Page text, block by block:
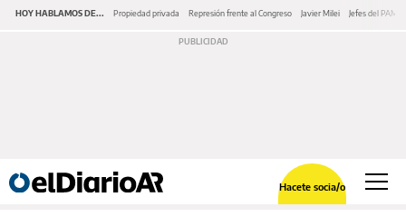
HOY HABLAMOS DE... Propiedad privada Represión frente al Congreso Javier Milei Jefes del PAMI
Hacete socia/o